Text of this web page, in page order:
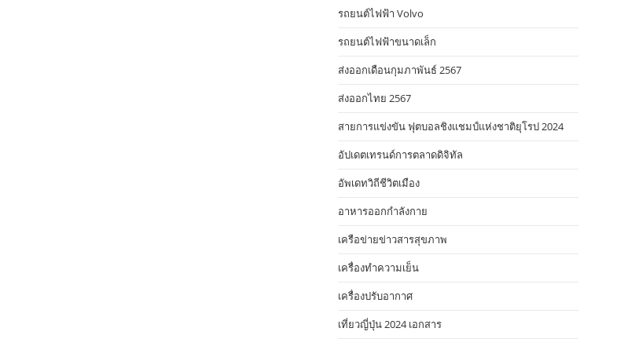
รถยนต์ไฟฟ้า Volvo
รถยนต์ไฟฟ้าขนาดเล็ก
ส่งออกเดือนกุมภาพันธ์ 2567
ส่งออกไทย 2567
สายการแข่งขัน ฟุตบอลชิงแชมป์แห่งชาติยุโรป 2024
อัปเดตเทรนด์การตลาดดิจิทัล
อัพเดทวิถีชีวิตเมือง
อาหารออกกําลังกาย
เครือข่ายข่าวสารสุขภาพ
เครื่องทำความเย็น
เครื่องปรับอากาศ
เที่ยวญี่ปุ่น 2024 เอกสาร